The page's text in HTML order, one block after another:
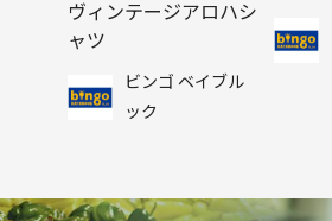
ヴィンテージアロハシ
ャツ
ビンゴ ベイブル
ック